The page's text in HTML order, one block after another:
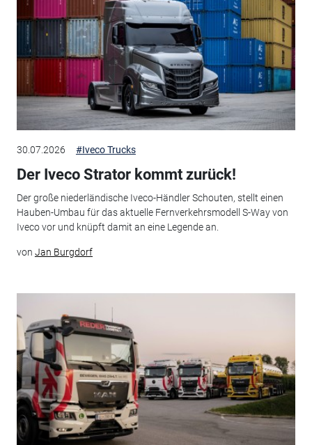
30.07.2026 #Iveco Trucks
Der Iveco Strator kommt zurück!
Der große niederländische Iveco-Händler Schouten, stellt einen
Hauben-Umbau für das aktuelle Fernverkehrsmodell S-Way von
Iveco vor und knüpft damit an eine Legende an.
von Jan Burgdorf